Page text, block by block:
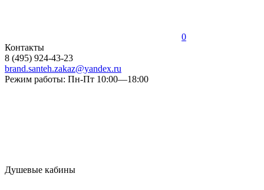
0
Контакты
8 (495) 924-43-23
brand.santeh.zakaz@yandex.ru
Режим работы: Пн-Пт 10:00—18:00
Душевые кабины